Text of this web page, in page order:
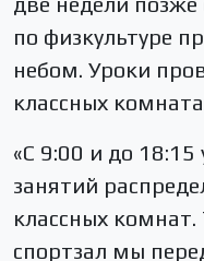
по физкультуре
небом. Уроки
классных
«С 9:00 и до 18:15
занятий
классных
спортзал мы